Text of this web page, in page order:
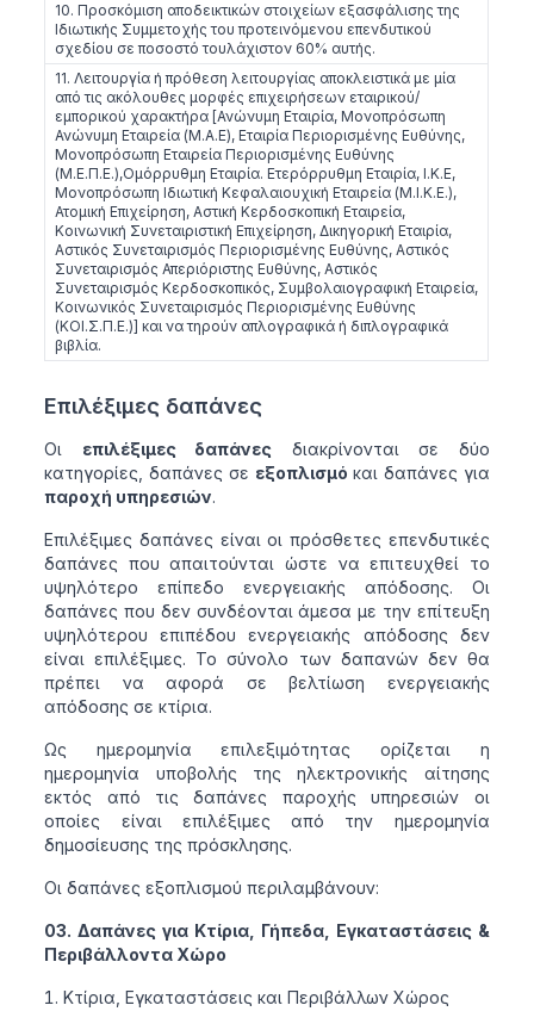
10. Προσκόμιση αποδεικτικών στοιχείων εξασφάλισης της
Ιδιωτικής Συμμετοχής του προτεινόμενου επενδυτικού
σχεδίου σε ποσοστό τουλάχιστον 60% αυτής.
11. Λειτουργία ή πρόθεση λειτουργίας αποκλειστικά με μία
από τις ακόλουθες μορφές επιχειρήσεων εταιρικού/
εμπορικού χαρακτήρα [Ανώνυμη Εταιρία, Μονοπρόσωπη
Ανώνυμη Εταιρεία (Μ.Α.Ε), Εταιρία Περιορισμένης Ευθύνης,
Μονοπρόσωπη Εταιρεία Περιορισμένης Ευθύνης
(Μ.Ε.Π.Ε.),Ομόρρυθμη Εταιρία. Ετερόρρυθμη Εταιρία, Ι.Κ.Ε,
Μονοπρόσωπη Ιδιωτική Κεφαλαιουχική Εταιρεία (Μ.Ι.Κ.Ε.),
Ατομική Επιχείρηση, Αστική Κερδοσκοπική Εταιρεία,
Κοινωνική Συνεταιριστική Επιχείρηση, Δικηγορική Εταιρία,
Αστικός Συνεταιρισμός Περιορισμένης Ευθύνης, Αστικός
Συνεταιρισμός Απεριόριστης Ευθύνης, Αστικός
Συνεταιρισμός Κερδοσκοπικός, Συμβολαιογραφική Εταιρεία,
Κοινωνικός Συνεταιρισμός Περιορισμένης Ευθύνης
(ΚΟΙ.Σ.Π.Ε.)] και να τηρούν απλογραφικά ή διπλογραφικά
βιβλία.
Επιλέξιμες δαπάνες
Οι επιλέξιμες δαπάνες διακρίνονται σε δύο
κατηγορίες, δαπάνες σε εξοπλισμό και δαπάνες για
παροχή υπηρεσιών.
Επιλέξιμες δαπάνες είναι οι πρόσθετες επενδυτικές
δαπάνες που απαιτούνται ώστε να επιτευχθεί το
υψηλότερο επίπεδο ενεργειακής απόδοσης. Οι
δαπάνες που δεν συνδέονται άμεσα με την επίτευξη
υψηλότερου επιπέδου ενεργειακής απόδοσης δεν
είναι επιλέξιμες. Το σύνολο των δαπανών δεν θα
πρέπει να αφορά σε βελτίωση ενεργειακής
απόδοσης σε κτίρια.
Ως ημερομηνία επιλεξιμότητας ορίζεται η
ημερομηνία υποβολής της ηλεκτρονικής αίτησης
εκτός από τις δαπάνες παροχής υπηρεσιών οι
οποίες είναι επιλέξιμες από την ημερομηνία
δημοσίευσης της πρόσκλησης.
Οι δαπάνες εξοπλισμού περιλαμβάνουν:
03. Δαπάνες για Κτίρια, Γήπεδα, Εγκαταστάσεις &
Περιβάλλοντα Χώρο
Κτίρια, Εγκαταστάσεις και Περιβάλλων Χώρος